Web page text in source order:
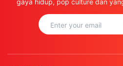
gaya hidup, pop culture dan